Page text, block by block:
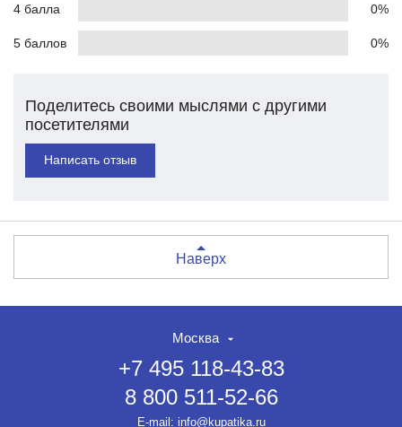
4 балла 0%
5 баллов 0%
Поделитесь своими мыслями с другими
посетителями
Написать отзыв
Наверх
Москва
+7 495 118-43-83
8 800 511-52-66
E-mail: info@kupatika.ru